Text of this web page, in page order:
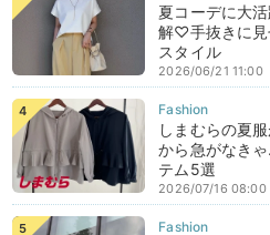
夏コーデに大
解♡手抜きに見
スタイル
2026/06/21 11:00
しまむらの夏
から急がなき
テム5選
2026/07/16 08:00